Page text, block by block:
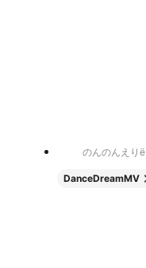
のんのんえりë
DanceDreamMV